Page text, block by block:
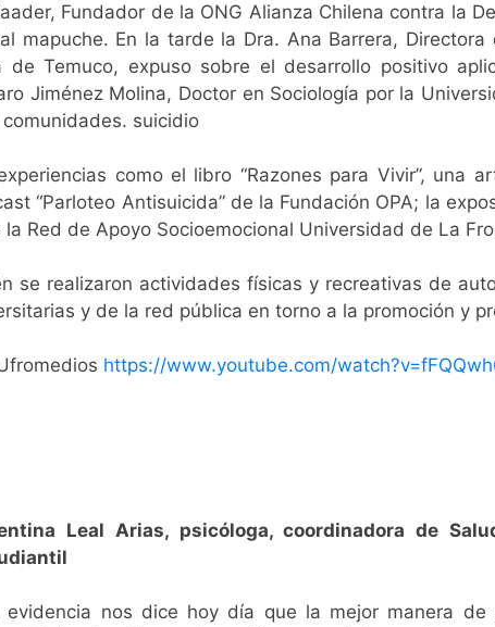
Fundador de la ONG Alianza Chilena contra la
mapuche. En la tarde la Dra. Ana Barrera,
de Temuco, expuso sobre el desarrollo positivo
Jiménez Molina, Doctor en Sociología por la
suicidio
como el libro “Razones para Vivir”, una
“Parloteo Antisuicida” de la Fundación OPA; la
Red de Apoyo Socioemocional Universidad de La
se realizaron actividades físicas y recreativas de
y de la red pública en torno a la promoción y
https://www.youtube.com/
Leal Arias, psicóloga, coordinadora de
evidencia nos dice hoy día que la mejor manera